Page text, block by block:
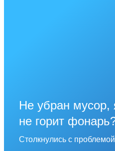
Не убран мусор,
не горит
Столкнулись с